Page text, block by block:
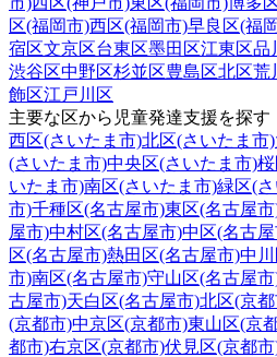
区(福岡市)西区(福岡市)早良区(福
宿区文京区台東区墨田区江東区品
渋谷区中野区杉並区豊島区北区荒
飾区江戸川区
主要な区から児童発達支援を探す
西区(さいたま市)北区(さいたま市)
(さいたま市)中央区(さいたま市)
いたま市)南区(さいたま市)緑区(
市)千種区(名古屋市)東区(名古屋
屋市)中村区(名古屋市)中区(名古
区(名古屋市)熱田区(名古屋市)中
市)南区(名古屋市)守山区(名古屋
古屋市)天白区(名古屋市)北区(京
(京都市)中京区(京都市)東山区(京
都市)右京区(京都市)伏見区(京都